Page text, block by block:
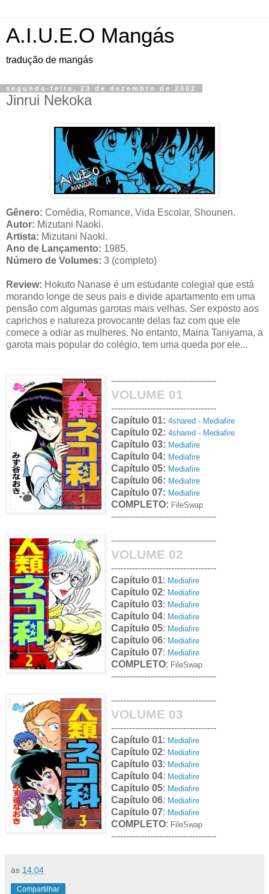
A.I.U.E.O Mangás
tradução de mangás
segunda-feira, 23 de dezembro de 2002
Jinrui Nekoka
Gênero: Comédia, Romance, Vida Escolar, Shounen.
Autor: Mizutani Naoki.
Artista: Mizutani Naoki.
Ano de Lançamento: 1985.
Número de Volumes: 3 (completo)
Review: Hokuto Nanase é um estudante colegial que está
morando longe de seus pais e divide apartamento em uma
pensão com algumas garotas mais velhas. Ser exposto aos
caprichos e natureza provocante delas faz com que ele
comece a odiar as mulheres. No entanto, Maina Taniyama, a
garota mais popular do colégio, tem uma queda por ele...
-----------------------------------
VOLUME 01
-----------------------------------
Capítulo 01: 4shared - Mediafire
Capítulo 02: 4shared - Mediafire
Capítulo 03: Mediafire
Capítulo 04: Mediafire
Capítulo 05: Mediafire
Capítulo 06: Mediafire
Capítulo 07: Mediafire
COMPLETO: FileSwap
-----------------------------------
-----------------------------------
VOLUME 02
-----------------------------------
Capítulo 01: Mediafire
Capítulo 02: Mediafire
Capítulo 03: Mediafire
Capítulo 04: Mediafire
Capítulo 05: Mediafire
Capítulo 06: Mediafire
Capítulo 07: Mediafire
COMPLETO: FileSwap
-----------------------------------
-----------------------------------
VOLUME 03
-----------------------------------
Capítulo 01: Mediafire
Capítulo 02: Mediafire
Capítulo 03: Mediafire
Capítulo 04: Mediafire
Capítulo 05: Mediafire
Capítulo 06: Mediafire
Capítulo 07: Mediafire
COMPLETO: FileSwap
-----------------------------------
às 14:04
Compartilhar